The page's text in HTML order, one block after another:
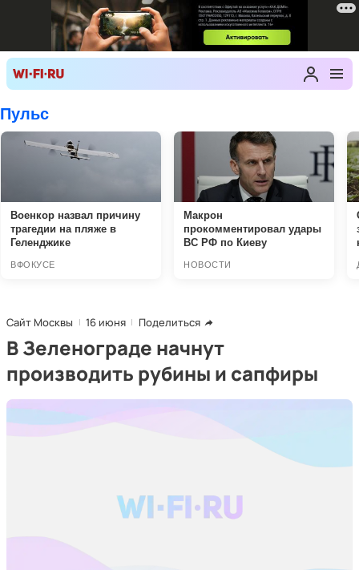
Сайт Москвы 16 июня Поделиться
В Зеленограде начнут
производить рубины и сапфиры